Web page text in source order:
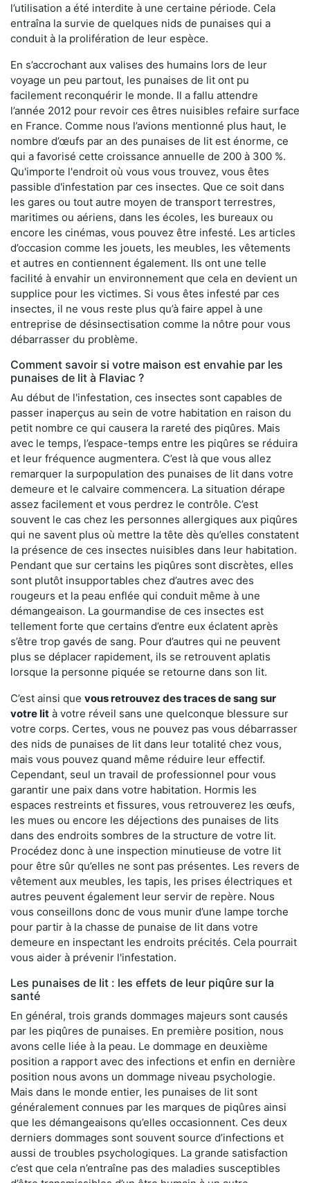
l’utilisation a été interdite à une certaine période. Cela
entraîna la survie de quelques nids de punaises qui a
conduit à la prolifération de leur espèce.
En s’accrochant aux valises des humains lors de leur
voyage un peu partout, les punaises de lit ont pu
facilement reconquérir le monde. Il a fallu attendre
l’année 2012 pour revoir ces êtres nuisibles refaire surface
en France. Comme nous l’avions mentionné plus haut, le
nombre d’œufs par an des punaises de lit est énorme, ce
qui a favorisé cette croissance annuelle de 200 à 300 %.
Qu'importe l'endroit où vous vous trouvez, vous êtes
passible d'infestation par ces insectes. Que ce soit dans
les gares ou tout autre moyen de transport terrestres,
maritimes ou aériens, dans les écoles, les bureaux ou
encore les cinémas, vous pouvez être infesté. Les articles
d’occasion comme les jouets, les meubles, les vêtements
et autres en contiennent également. Ils ont une telle
facilité à envahir un environnement que cela en devient un
supplice pour les victimes. Si vous êtes infesté par ces
insectes, il ne vous reste plus qu’à faire appel à une
entreprise de désinsectisation comme la nôtre pour vous
débarrasser du problème.
Comment savoir si votre maison est envahie par les
punaises de lit à Flaviac ?
Au début de l'infestation, ces insectes sont capables de
passer inaperçus au sein de votre habitation en raison du
petit nombre ce qui causera la rareté des piqûres. Mais
avec le temps, l’espace-temps entre les piqûres se réduira
et leur fréquence augmentera. C’est là que vous allez
remarquer la surpopulation des punaises de lit dans votre
demeure et le calvaire commencera. La situation dérape
assez facilement et vous perdrez le contrôle. C’est
souvent le cas chez les personnes allergiques aux piqûres
qui ne savent plus où mettre la tête dès qu’elles constatent
la présence de ces insectes nuisibles dans leur habitation.
Pendant que sur certains les piqûres sont discrètes, elles
sont plutôt insupportables chez d’autres avec des
rougeurs et la peau enflée qui conduit même à une
démangeaison. La gourmandise de ces insectes est
tellement forte que certains d’entre eux éclatent après
s’être trop gavés de sang. Pour d’autres qui ne peuvent
plus se déplacer rapidement, ils se retrouvent aplatis
lorsque la personne piquée se retourne dans son lit.
C’est ainsi que vous retrouvez des traces de sang sur
votre lit à votre réveil sans une quelconque blessure sur
votre corps. Certes, vous ne pouvez pas vous débarrasser
des nids de punaises de lit dans leur totalité chez vous,
mais vous pouvez quand même réduire leur effectif.
Cependant, seul un travail de professionnel pour vous
garantir une paix dans votre habitation. Hormis les
espaces restreints et fissures, vous retrouverez les œufs,
les mues ou encore les déjections des punaises de lits
dans des endroits sombres de la structure de votre lit.
Procédez donc à une inspection minutieuse de votre lit
pour être sûr qu’elles ne sont pas présentes. Les revers de
vêtement aux meubles, les tapis, les prises électriques et
autres peuvent également leur servir de repère. Nous
vous conseillons donc de vous munir d’une lampe torche
pour partir à la chasse de punaise de lit dans votre
demeure en inspectant les endroits précités. Cela pourrait
vous aider à prévenir l'infestation.
Les punaises de lit : les effets de leur piqûre sur la
santé
En général, trois grands dommages majeurs sont causés
par les piqûres de punaises. En première position, nous
avons celle liée à la peau. Le dommage en deuxième
position a rapport avec des infections et enfin en dernière
position nous avons un dommage niveau psychologie.
Mais dans le monde entier, les punaises de lit sont
généralement connues par les marques de piqûres ainsi
que les démangeaisons qu’elles occasionnent. Ces deux
derniers dommages sont souvent source d’infections et
aussi de troubles psychologiques. La grande satisfaction
c’est que cela n’entraîne pas des maladies susceptibles